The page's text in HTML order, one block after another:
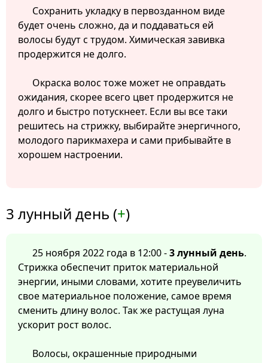
Сохранить укладку в первозданном виде
будет очень сложно, да и поддаваться ей
волосы будут с трудом. Химическая завивка
продержится не долго.
Окраска волос тоже может не оправдать
ожидания, скорее всего цвет продержится не
долго и быстро потускнеет. Если вы все таки
решитесь на стрижку, выбирайте энергичного,
молодого парикмахера и сами прибывайте в
хорошем настроении.
3 лунный день (+)
25 ноября 2022 года в 12:00 -3 лунный день.
Стрижка обеспечит приток материальной
энергии, иными словами, хотите преувеличить
свое материальное положение, самое время
сменить длину волос. Так же растущая луна
ускорит рост волос.
Волосы, окрашенные природными